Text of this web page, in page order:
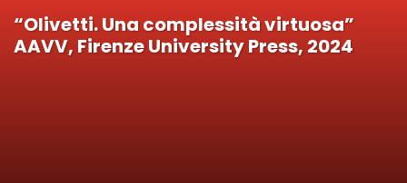
“Olivetti. Una complessità virtuosa”
AAVV, Firenze University Press, 2024